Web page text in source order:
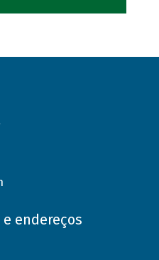
endereços